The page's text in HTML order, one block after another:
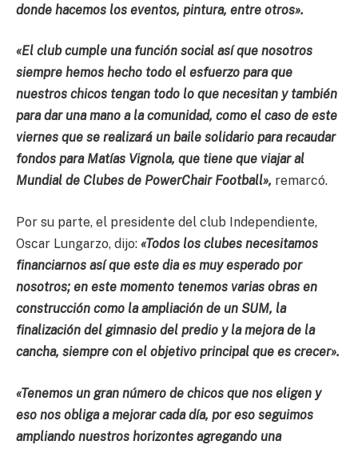
donde hacemos los eventos, pintura, entre otros».
«El club cumple una función social así que nosotros
siempre hemos hecho todo el esfuerzo para que
nuestros chicos tengan todo lo que necesitan y también
para dar una mano a la comunidad, como el caso de este
viernes que se realizará un baile solidario para recaudar
fondos para Matías Vignola, que tiene que viajar al
Mundial de Clubes de PowerChair Football», remarcó.
Por su parte, el presidente del club Independiente,
Oscar Lungarzo, dijo: «Todos los clubes necesitamos
financiarnos así que este dia es muy esperado por
nosotros; en este momento tenemos varias obras en
construcción como la ampliación de un SUM, la
finalización del gimnasio del predio y la mejora de la
cancha, siempre con el objetivo principal que es crecer».
«Tenemos un gran número de chicos que nos eligen y
eso nos obliga a mejorar cada día, por eso seguimos
ampliando nuestros horizontes agregando una